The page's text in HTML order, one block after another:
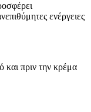
ενέργειες
πριν την κρέμα